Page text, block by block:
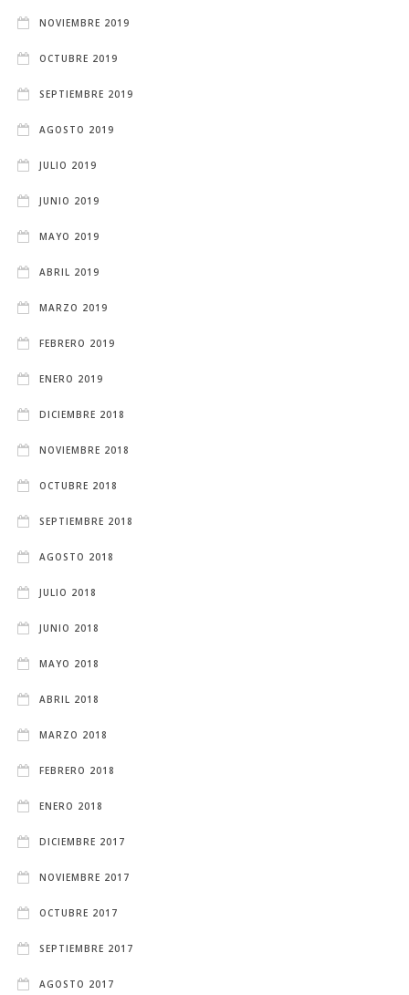
NOVIEMBRE 2019
OCTUBRE 2019
SEPTIEMBRE 2019
AGOSTO 2019
JULIO 2019
JUNIO 2019
MAYO 2019
ABRIL 2019
MARZO 2019
FEBRERO 2019
ENERO 2019
DICIEMBRE 2018
NOVIEMBRE 2018
OCTUBRE 2018
SEPTIEMBRE 2018
AGOSTO 2018
JULIO 2018
JUNIO 2018
MAYO 2018
ABRIL 2018
MARZO 2018
FEBRERO 2018
ENERO 2018
DICIEMBRE 2017
NOVIEMBRE 2017
OCTUBRE 2017
SEPTIEMBRE 2017
AGOSTO 2017